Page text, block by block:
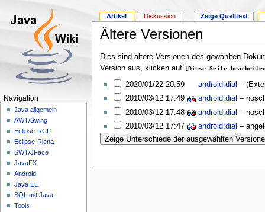
Ältere Versionen
Dies sind ältere Versionen des gewählten
Version aus, klicken auf [Diese Seite
2020/01/22 20:59 android:dial –
2010/03/12 17:49
android:dial –
2010/03/12 17:48
android:dial –
2010/03/12 17:47
android:dial –
Artikel Diskussion Zeige Quelltext
Navigation
Java allgemein
AWT/Swing
Eclipse-RCP
Eclipse-Riena
SWT/JFace
JavaFX
Android
Java EE
SQL mit Java
Tools